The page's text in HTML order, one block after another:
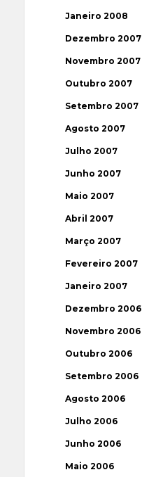
Janeiro 2008
Dezembro 2007
Novembro 2007
Outubro 2007
Setembro 2007
Agosto 2007
Julho 2007
Junho 2007
Maio 2007
Abril 2007
Março 2007
Fevereiro 2007
Janeiro 2007
Dezembro 2006
Novembro 2006
Outubro 2006
Setembro 2006
Agosto 2006
Julho 2006
Junho 2006
Maio 2006